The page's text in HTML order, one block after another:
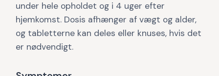
under hele opholdet og i 4 uger efter
hjemkomst. Dosis afhænger af vægt og alder,
og tabletterne kan deles eller knuses, hvis det
er nødvendigt.